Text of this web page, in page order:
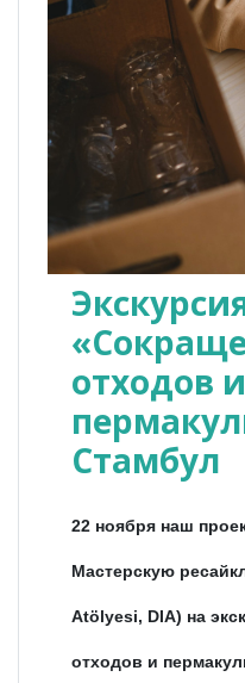
отходов и
Стамбул
22 ноября наш
Мастерскую
Atölyesi, DIA) на
отходов и